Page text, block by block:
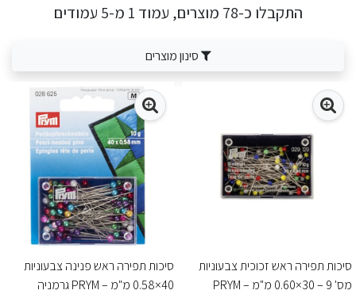
התקבלו כ-78 מוצרים, עמוד 1 מ-5 עמודים
סינון מוצרים
סיכות תפירה ראש זכוכית צבעוניות
מס' 9 – 30×0.60 מ"מ – PRYM
סיכות תפירה ראש פנינה צבעוניות
40×0.58 מ"מ – PRYM גרמניה